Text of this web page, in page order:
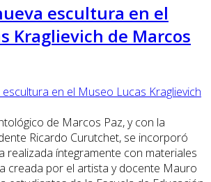
escultura en el
Kraglievich de Marcos
de Marcos Paz, y con la
Ricardo Curutchet, se incorporó
realizada íntegramente con materiales
creada por el artista y docente Mauro